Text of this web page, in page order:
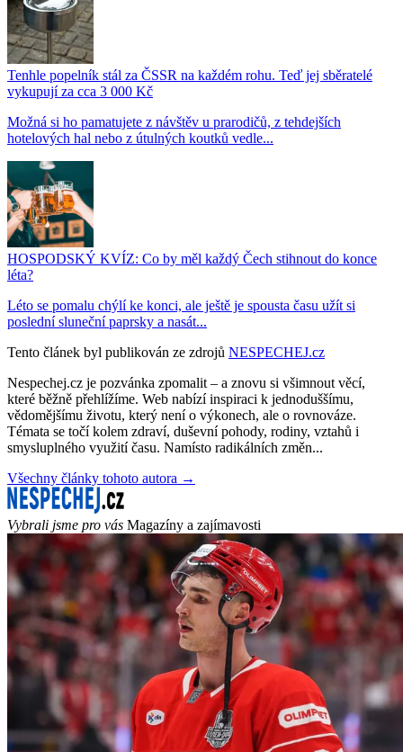
Tenhle popelník stál za ČSSR na každém rohu. Teď jej sběratelé
vykupují za cca 3 000 Kč
Možná si ho pamatujete z návštěv u prarodičů, z tehdejších
hotelových hal nebo z útulných koutků vedle...
HOSPODSKÝ KVÍZ: Co by měl každý Čech stihnout do konce
léta?
Léto se pomalu chýlí ke konci, ale ještě je spousta času užít si
poslední sluneční paprsky a nasát...
Tento článek byl publikován ze zdrojů NESPECHEJ.cz
Nespechej.cz je pozvánka zpomalit – a znovu si všimnout věcí,
které běžně přehlížíme. Web nabízí inspiraci k jednoduššímu,
vědomějšímu životu, který není o výkonech, ale o rovnováze.
Témata se točí kolem zdraví, duševní pohody, rodiny, vztahů i
smysluplného využití času. Namísto radikálních změn...
Všechny články tohoto autora →
Vybrali jsme pro vás Magazíny a zajímavosti